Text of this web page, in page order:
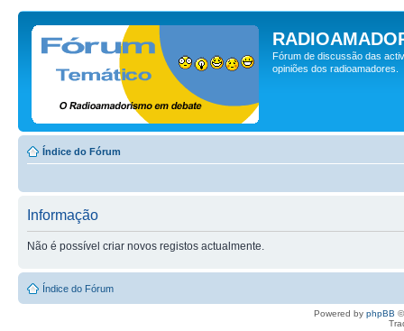
Fórum de discussão das
opiniões dos radioamadores.
Índice do Fórum
Informação
Não é possível criar novos registos actualmente.
Índice do Fórum
Powered by phpBB